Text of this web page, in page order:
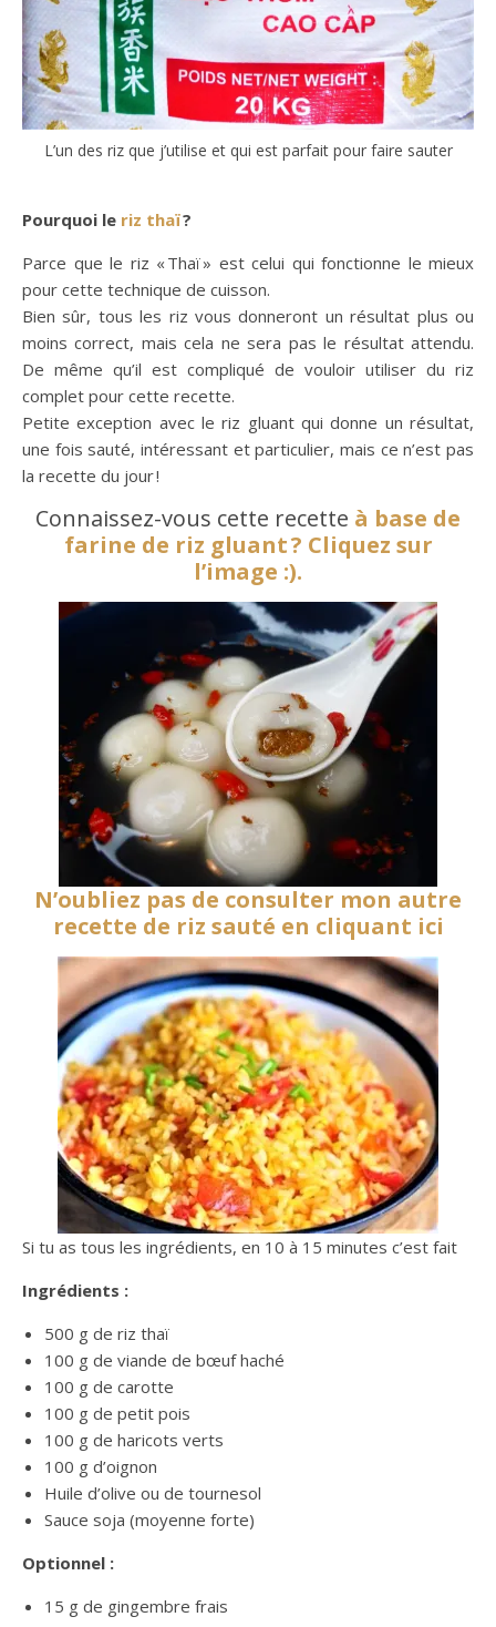
L’un des riz que j’utilise et qui est parfait pour faire sauter
Pourquoi le riz thaï?
Parce que le riz « Thaï » est celui qui fonctionne le mieux
pour cette technique de cuisson.
Bien sûr, tous les riz vous donneront un résultat plus ou
moins correct, mais cela ne sera pas le résultat attendu.
De même qu’il est compliqué de vouloir utiliser du riz
complet pour cette recette.
Petite exception avec le riz gluant qui donne un résultat,
une fois sauté, intéressant et particulier, mais ce n’est pas
la recette du jour !
Connaissez-vous cette recette à base de
farine de riz gluant ? Cliquez sur
l’image :).
N’oubliez pas de consulter mon autre
recette de riz sauté en cliquant ici
Si tu as tous les ingrédients, en 10 à 15 minutes c’est fait
Ingrédients :
500 g de riz thaï
100 g de viande de bœuf haché
100 g de carotte
100 g de petit pois
100 g de haricots verts
100 g d’oignon
Huile d’olive ou de tournesol
Sauce soja (moyenne forte)
Optionnel :
15 g de gingembre frais